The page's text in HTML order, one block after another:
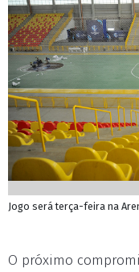
Jogo será terça-feira na
O próximo